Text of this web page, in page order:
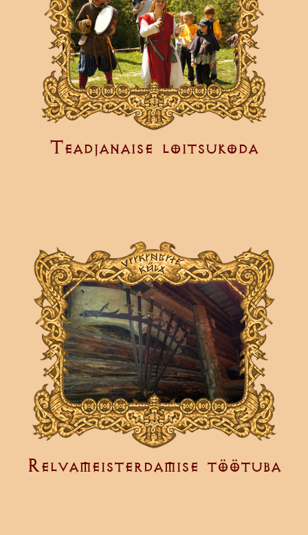
Teadjanaise loitsukoda
Relvameisterdamise töötuba